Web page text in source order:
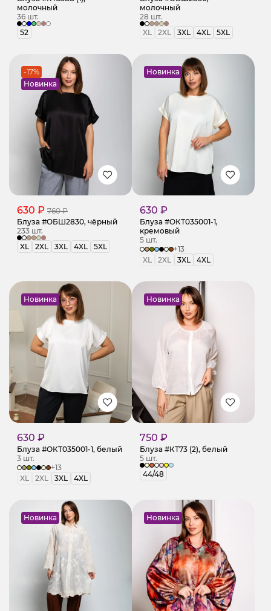
молочный
36 шт.
52
молочный
28 шт.
XL
2XL 3XL 4XL 5XL
-17%
Новинка
630 ₽ 760 ₽
Блуза #ОБШ2830, чёрный
233 шт.
XL
2XL 3XL 4XL 5XL
Новинка
630 ₽
Блуза #ОКТ035001-1,
кремовый
5 шт.
+13
XL
2XL 3XL 4XL
Новинка
630 ₽
Блуза #ОКТ035001-1, белый
3 шт.
+13
XL
2XL 3XL 4XL
Новинка
750 ₽
Блуза #КТ73 (2), белый
5 шт.
44/48
Новинка Новинка